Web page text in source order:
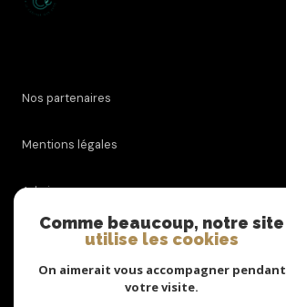
Nos partenaires
Mentions légales
Admin
Nos honoraires
Comme beaucoup, notre site
utilise les cookies
On aimerait vous accompagner pendant
votre visite.